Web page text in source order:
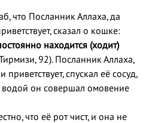
что Посланник Аллаха, да
сказал о кошке:
находится (ходит)
92). Посланник Аллаха,
приветствует, спускал её сосуд,
водой он совершал омовение
что её рот чист, и она не